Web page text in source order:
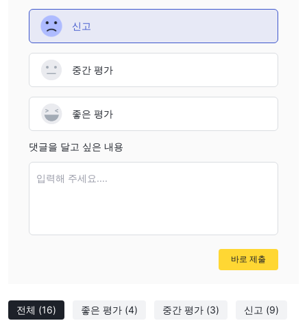
전체 (16) 좋은 평가 (4) 중간 평가 (3) 신고 (9)
신고
중간 평가
좋은 평가
댓글을 달고 싶은 내용
입력해 주세요....
바로 제출